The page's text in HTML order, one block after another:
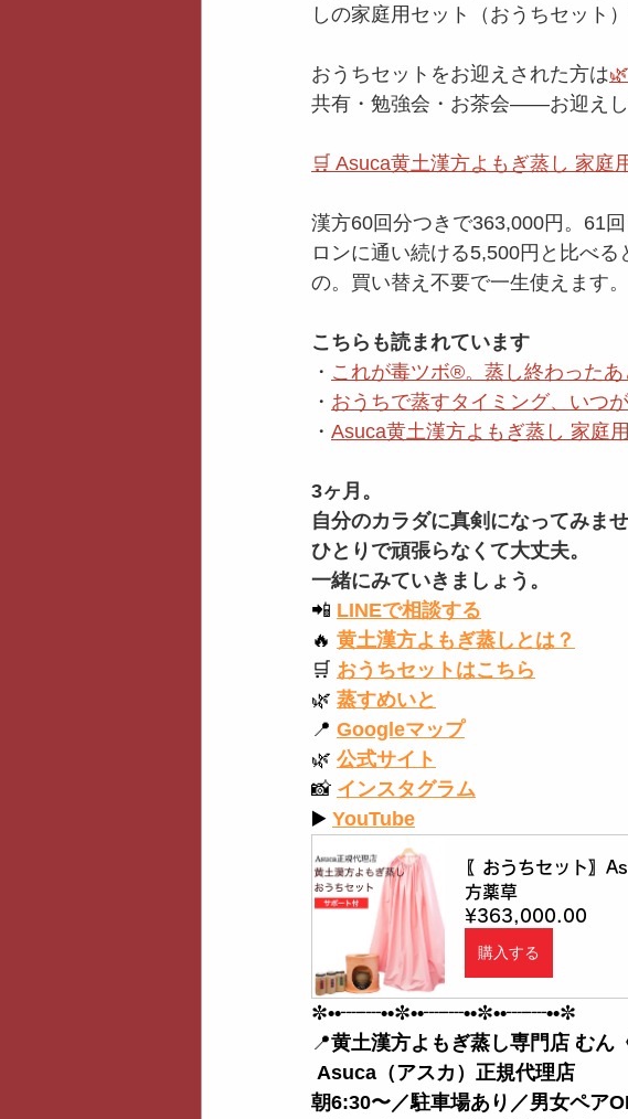
しの家庭用セット（おうちセット
おうちセットをお迎えされた方は
共有・勉強会・お茶会——お迎えし
🛒 Asuca黄土漢方よもぎ蒸し 家庭
漢方60回分つきで363,000円。61
ロンに通い続ける5,500円と比べ
の。買い替え不要で一生使えます。
こちらも読まれています
・ これが毒ツボ®️。蒸し終わった
・ おうちで蒸すタイミング、いつ
・ Asuca黄土漢方よもぎ蒸し 家庭
3ヶ月。
自分のカラダに真剣になってみま
ひとりで頑張らなくて大丈夫。
一緒にみていきましょう。
📲 LINEで相談する
🔥 黄土漢方よもぎ蒸しとは？
🛒 おうちセットはこちら
🌿 蒸すめいと
📍 Googleマップ
🌿 公式サイト
📸 インスタグラム
▶️ YouTube
〖おうちセット〗
方薬草
¥363,000.00
購入する
✼••┈┈••✼••┈┈••✼••┈┈••✼
📍黄土漢方よもぎ蒸し専門店 むん
Asuca（アスカ）正規代理店
朝6:30〜／駐車場あり／男女ペア